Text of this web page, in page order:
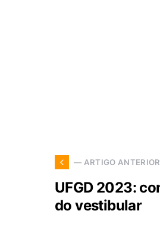
— ARTIGO ANTERIOR
UFGD 2023:
do vestibular